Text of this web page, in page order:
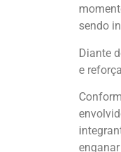
sendo
Diante
e